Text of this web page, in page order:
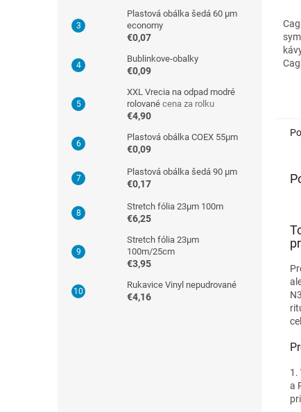
Plastová obálka šedá 60 µm
economy
€0,07
Bublinkove-obalky
€0,09
XXL Vrecia na odpad modré
rolované cena za rolku
€4,90
Plastová obálka COEX 55µm
€0,09
Plastová obálka šedá 90 µm
€0,17
Stretch fólia 23µm 100m
€6,25
Stretch fólia 23µm
100m/25cm
€3,95
Rukavice Vinyl nepudrované
€4,16
1.
a